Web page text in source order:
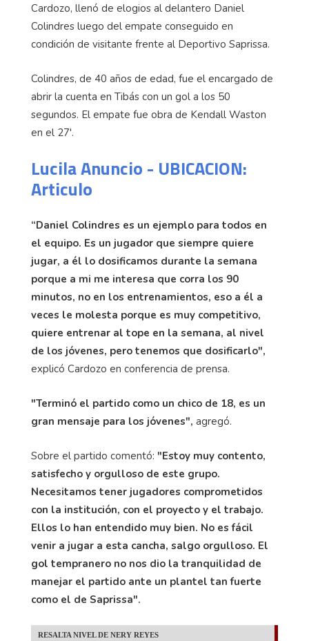
Cardozo, llenó de elogios al delantero Daniel
Colindres luego del empate conseguido en
condición de visitante frente al Deportivo Saprissa.
Colindres, de 40 años de edad, fue el encargado de
abrir la cuenta en Tibás con un gol a los 50
segundos. El empate fue obra de Kendall Waston
en el 27'.
Lucila Anuncio - UBICACION:
Articulo
“Daniel Colindres es un ejemplo para todos en
el equipo. Es un jugador que siempre quiere
jugar, a él lo dosificamos durante la semana
porque a mi me interesa que corra los 90
minutos, no en los entrenamientos, eso a él a
veces le molesta porque es muy competitivo,
quiere entrenar al tope en la semana, al nivel
de los jóvenes, pero tenemos que dosificarlo",
explicó Cardozo en conferencia de prensa.
"Terminó el partido como un chico de 18, es un
gran mensaje para los jóvenes", agregó.
Sobre el partido comentó: "Estoy muy contento,
satisfecho y orgulloso de este grupo.
Necesitamos tener jugadores comprometidos
con la institución, con el proyecto y el trabajo.
Ellos lo han entendido muy bien. No es fácil
venir a jugar a esta cancha, salgo orgulloso. El
gol tempranero no nos dio la tranquilidad de
manejar el partido ante un plantel tan fuerte
como el de Saprissa".
RESALTA NIVEL DE NERY REYES